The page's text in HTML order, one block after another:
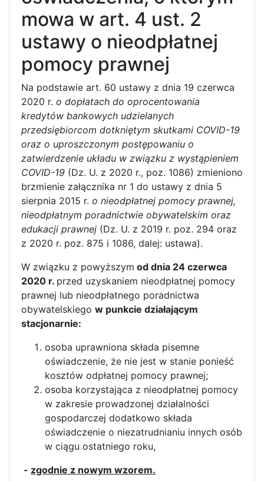
mowa w art. 4 ust. 2
ustawy o nieodpłatnej
pomocy prawnej
Na podstawie art. 60 ustawy z dnia 19 czerwca
2020 r. o dopłatach do oprocentowania
kredytów bankowych udzielanych
przedsiębiorcom dotkniętym skutkami COVID-19
oraz o uproszczonym postępowaniu o
zatwierdzenie układu w związku z wystąpieniem
COVID-19 (Dz. U. z 2020 r., poz. 1086) zmieniono
brzmienie załącznika nr 1 do ustawy z dnia 5
sierpnia 2015 r. o nieodpłatnej pomocy prawnej,
nieodpłatnym poradnictwie obywatelskim oraz
edukacji prawnej (Dz. U. z 2019 r. poz. 294 oraz
z 2020 r. poz. 875 i 1086, dalej: ustawa).
W związku z powyższym od dnia 24 czerwca
2020 r. przed uzyskaniem nieodpłatnej pomocy
prawnej lub nieodpłatnego poradnictwa
obywatelskiego w punkcie działającym
stacjonarnie:
osoba uprawniona składa pisemne
oświadczenie, że nie jest w stanie ponieść
kosztów odpłatnej pomocy prawnej;
osoba korzystająca z nieodpłatnej pomocy
w zakresie prowadzonej działalności
gospodarczej dodatkowo składa
oświadczenie o niezatrudnianiu innych osób
w ciągu ostatniego roku,
- zgodnie z nowym wzorem.